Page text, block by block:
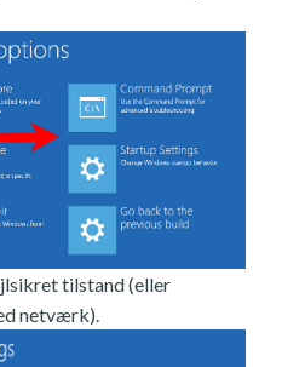
tilstand (eller
netværk).